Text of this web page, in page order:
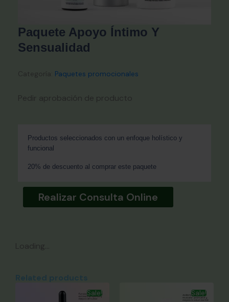
Paquete Apoyo Íntimo Y
Sensualidad
Categoría: Paquetes promocionales
Pedir aprobación de producto
Productos seleccionados con un enfoque holístico y
funcional
20% de descuento al comprar este paquete
Realizar Consulta Online
Loading...
Related products
Sale! Sale!